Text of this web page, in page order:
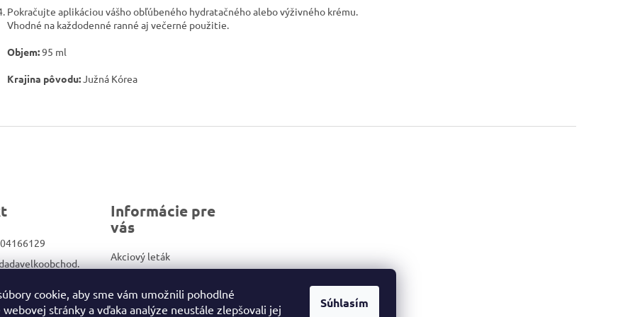
cookie, aby sme vám umožnili pohodlné
stránky a vďaka analýze neustále zlepšovali jej
Súhlasím
Pokračujte aplikáciou vášho obľúbeného hydratačného alebo výživného krému.
Vhodné na každodenné ranné aj večerné použitie.
Objem:95 ml
Krajina pôvodu:Južná Kórea
Dadadrog
Informácie pre
vás
Akciový leták
Kontakty
Obchodné podmienky/GDPR